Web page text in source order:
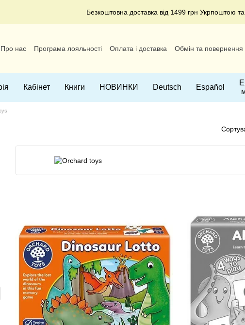
Безкоштовна доставка від 1499 грн Укрпоштою
Про нас Програма лояльності Оплата і доставка Обмін та повернення
Кабінет Книги НОВИНКИ Deutsch Español